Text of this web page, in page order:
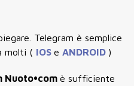
Telegram è semplice
molti ( IOS e ANDROID )
Nuoto•com è sufficiente